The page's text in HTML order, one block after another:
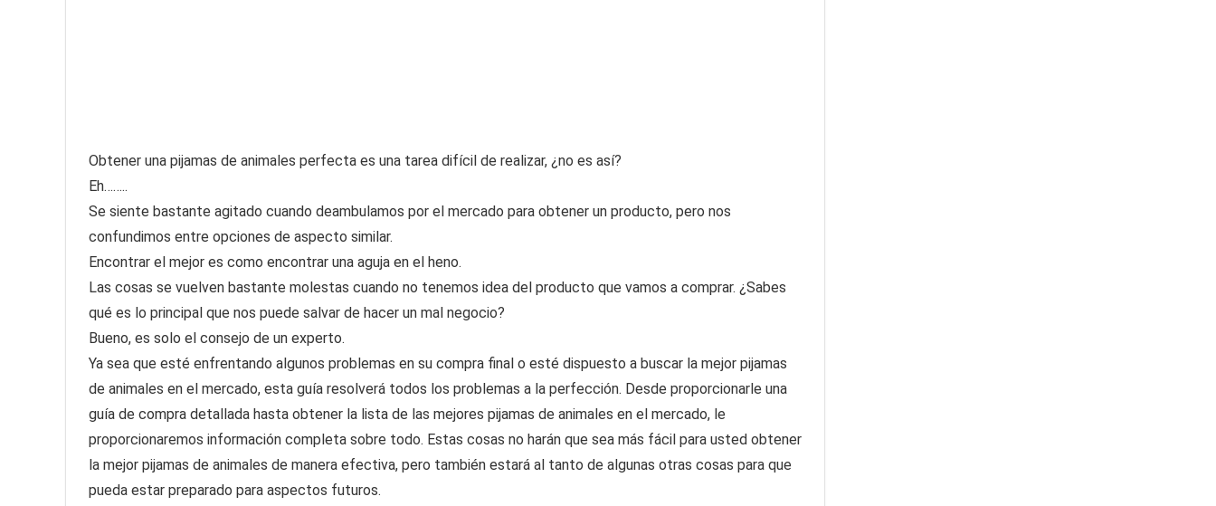
Obtener una pijamas de animales perfecta es una tarea difícil de realizar, ¿no es así?
Eh……..
Se siente bastante agitado cuando deambulamos por el mercado para obtener un producto, pero nos
confundimos entre opciones de aspecto similar.
Encontrar el mejor es como encontrar una aguja en el heno.
Las cosas se vuelven bastante molestas cuando no tenemos idea del producto que vamos a comprar. ¿Sabes
qué es lo principal que nos puede salvar de hacer un mal negocio?
Bueno, es solo el consejo de un experto.
Ya sea que esté enfrentando algunos problemas en su compra final o esté dispuesto a buscar la mejor pijamas
de animales en el mercado, esta guía resolverá todos los problemas a la perfección. Desde proporcionarle una
guía de compra detallada hasta obtener la lista de las mejores pijamas de animales en el mercado, le
proporcionaremos información completa sobre todo. Estas cosas no harán que sea más fácil para usted obtener
la mejor pijamas de animales de manera efectiva, pero también estará al tanto de algunas otras cosas para que
pueda estar preparado para aspectos futuros.